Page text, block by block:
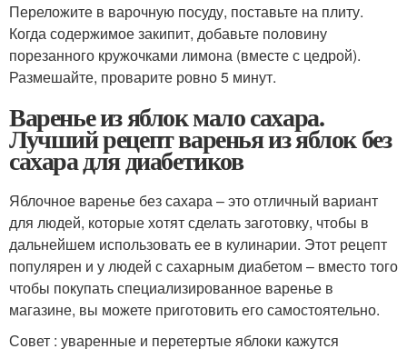
Переложите в варочную посуду, поставьте на плиту.
Когда содержимое закипит, добавьте половину
порезанного кружочками лимона (вместе с цедрой).
Размешайте, проварите ровно 5 минут.
Варенье из яблок мало сахара.
Лучший рецепт варенья из яблок без
сахара для диабетиков
Яблочное варенье без сахара – это отличный вариант
для людей, которые хотят сделать заготовку, чтобы в
дальнейшем использовать ее в кулинарии. Этот рецепт
популярен и у людей с сахарным диабетом – вместо того
чтобы покупать специализированное варенье в
магазине, вы можете приготовить его самостоятельно.
Совет : уваренные и перетертые яблоки кажутся